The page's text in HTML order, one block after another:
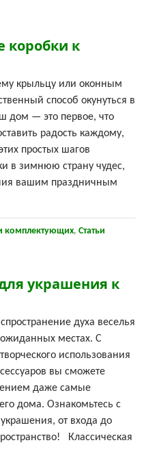
коробки к
крыльцу или оконным
способ окунуться в
дом — это первое, что
радость каждому,
простых шагов
в зимнюю страну чудес,
вашим праздничным
комплектующих, Статьи
украшения к
духа веселья
местах. С
использования
вы сможете
даже самые
дома. Ознакомьтесь с
от входа до
Классическая